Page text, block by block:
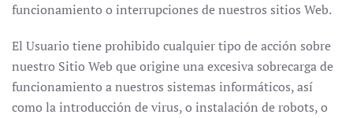
funcionamiento o interrupciones de nuestros sitios Web.
El Usuario tiene prohibido cualquier tipo de acción sobre
nuestro Sitio Web que origine una excesiva sobrecarga de
funcionamiento a nuestros sistemas informáticos, así
como la introducción de virus, o instalación de robots, o